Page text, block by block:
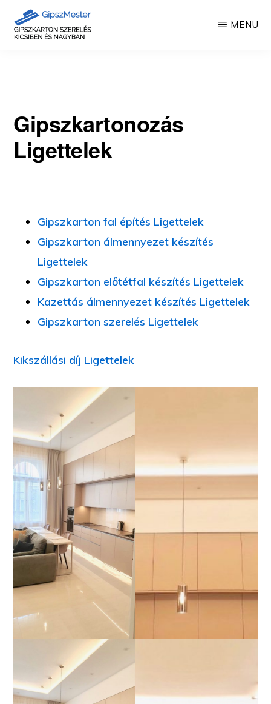
MENU
Gipszkartonozás
Ligettelek
Gipszkarton fal építés Ligettelek
Gipszkarton álmennyezet készítés
Ligettelek
Gipszkarton előtétfal készítés Ligettelek
Kazettás álmennyezet készítés Ligettelek
Gipszkarton szerelés Ligettelek
Kikszállási díj Ligettelek